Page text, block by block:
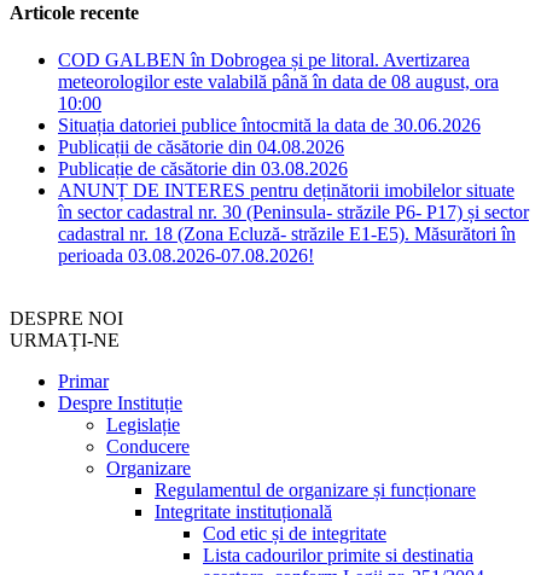
Articole recente
COD GALBEN în Dobrogea și pe litoral. Avertizarea
meteorologilor este valabilă până în data de 08 august, ora
10:00
Situația datoriei publice întocmită la data de 30.06.2026
Publicații de căsătorie din 04.08.2026
Publicație de căsătorie din 03.08.2026
ANUNȚ DE INTERES pentru deținătorii imobilelor situate
în sector cadastral nr. 30 (Peninsula- străzile P6- P17) și sector
cadastral nr. 18 (Zona Ecluză- străzile E1-E5). Măsurători în
perioada 03.08.2026-07.08.2026!
DESPRE NOI
URMAȚI-NE
Primar
Despre Instituție
Legislație
Conducere
Organizare
Regulamentul de organizare și funcționare
Integritate instituțională
Cod etic și de integritate
Lista cadourilor primite si destinatia